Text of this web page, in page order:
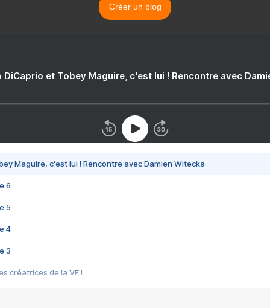
Créer un blog
DiCaprio et Tobey Maguire, c'est lui ! Rencontre avec
Maguire, c'est lui ! Rencontre avec Damien Witecka
6
5
4
3
créatrices de la VF !